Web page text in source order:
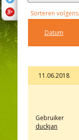
Sorteren volgens
Datum
11.06.2018
Gebruiker
duckjan